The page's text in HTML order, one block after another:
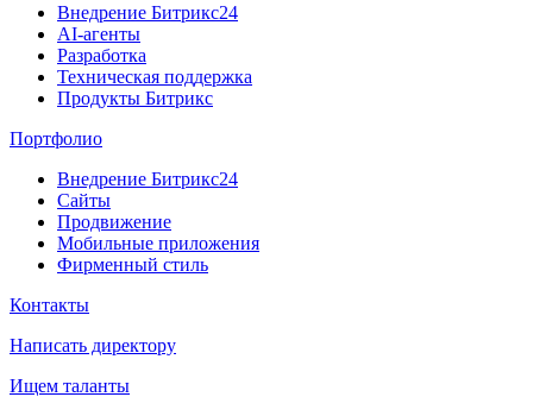
Внедрение Битрикс24
AI-агенты
Разработка
Техническая поддержка
Продукты Битрикс
Портфолио
Внедрение Битрикс24
Сайты
Продвижение
Мобильные приложения
Фирменный стиль
Контакты
Написать директору
Ищем таланты